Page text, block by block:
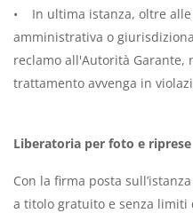
• In ultima istanza, oltre
amministrativa o
reclamo all'Autorità Garante,
trattamento avvenga in
Liberatoria per foto e riprese
Con la firma posta
a titolo gratuito e senza limiti